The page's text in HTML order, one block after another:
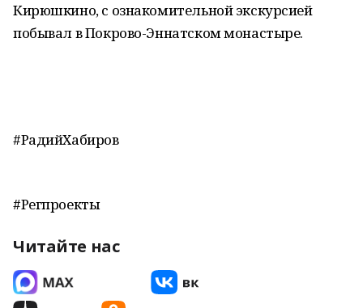
Кирюшкино, с ознакомительной экскурсией
побывал в Покрово-Эннатском монастыре.
#РадийХабиров
#Регпроекты
Читайте нас